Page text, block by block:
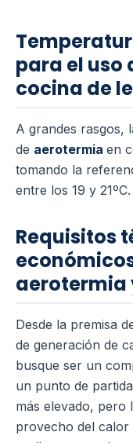
para el uso
cocina de
A grandes rasgos,
de aerotermia en
tomando la
entre los 19 y 21ºC.
Requisitos
aerotermia
Desde la premisa
de generación de
busque ser un
un punto de
más elevado, pero
provecho del calor